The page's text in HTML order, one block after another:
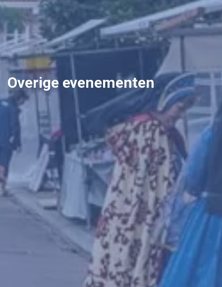
Overige evenementen